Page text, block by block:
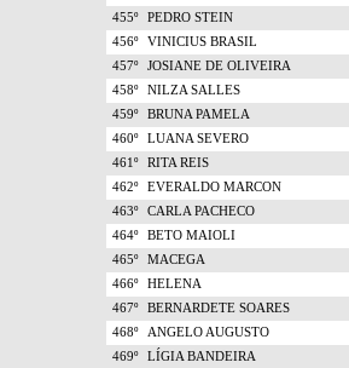
455º PEDRO STEIN
456º
VINICIUS BRASIL
457º
JOSIANE DE OLIVEIRA
458º
NILZA SALLES
459º
BRUNA PAMELA
460º
LUANA SEVERO
461º
RITA REIS
462º
EVERALDO MARCON
463º
CARLA PACHECO
464º
BETO MAIOLI
465º
MACEGA
466º
HELENA
467º
BERNARDETE SOARES
468º
ANGELO AUGUSTO
469º
LÍGIA BANDEIRA